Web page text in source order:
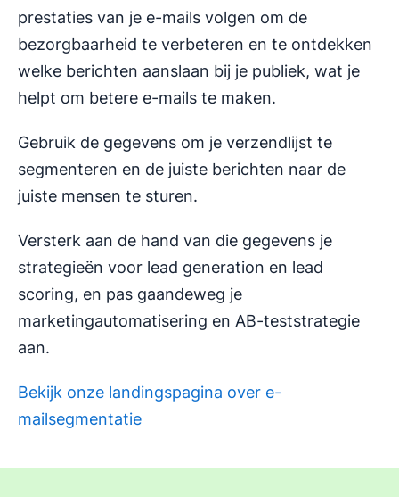
prestaties van je e-mails volgen om de
bezorgbaarheid te verbeteren en te ontdekken
welke berichten aanslaan bij je publiek, wat je
helpt om betere e-mails te maken.
Gebruik de gegevens om je verzendlijst te
segmenteren en de juiste berichten naar de
juiste mensen te sturen.
Versterk aan de hand van die gegevens je
strategieën voor lead generation en lead
scoring, en pas gaandeweg je
marketingautomatisering en AB-teststrategie
aan.
Bekijk onze landingspagina over e-
mailsegmentatie